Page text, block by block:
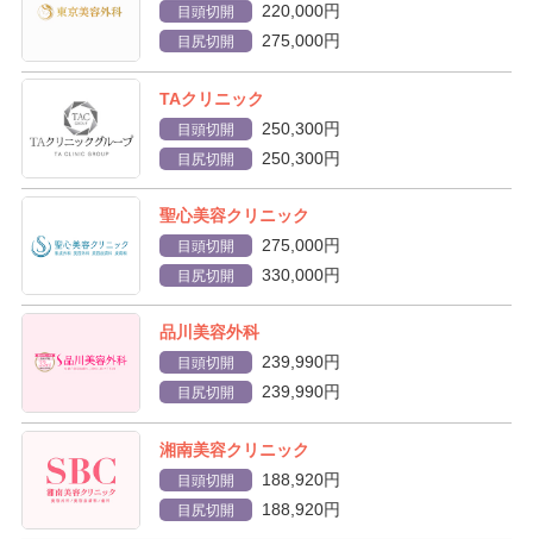
目頭切開 220,000円
目尻切開 275,000円
TAクリニック
目頭切開 250,300円
目尻切開 250,300円
聖心美容クリニック
目頭切開 275,000円
目尻切開 330,000円
品川美容外科
目頭切開 239,990円
目尻切開 239,990円
湘南美容クリニック
目頭切開 188,920円
目尻切開 188,920円